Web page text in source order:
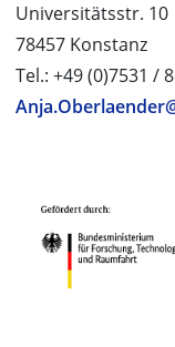
Universitätsstr. 10
78457 Konstanz
Tel.: +49 (0)7531 /